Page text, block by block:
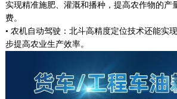
实现精准施肥、灌溉和播种，提高农作物的产
费。
• 农机自动驾驶：北斗高精度定位技术还能实
步提高农业生产效率。